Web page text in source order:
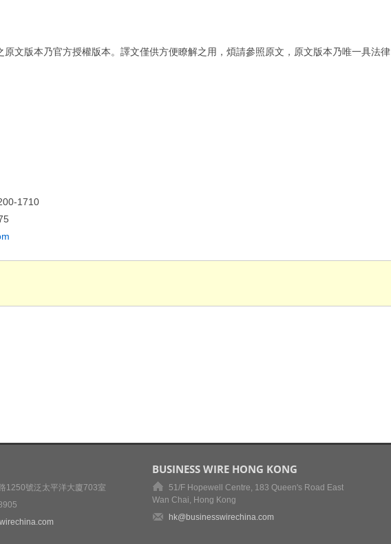
原文版本乃官方授權版本。譯文僅供方便瞭解之用，煩請參照原文，原文版本乃唯一具法律
1710
1250號泛太平洋大廈703室
BUSINESS WIRE HONG KONG
51/F Hopewell Centre, 183 Queen's Road East
Wan Chai, Hong Kong
hk@businesswirechina.com